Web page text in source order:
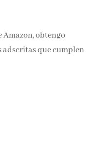
obtengo
adscritas que cumplen